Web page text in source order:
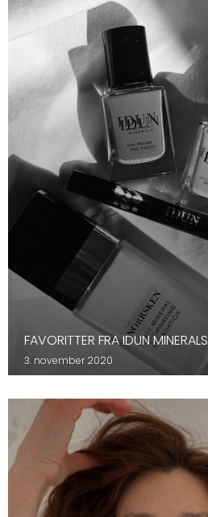
FAVORITTER FRA IDUN MINERALS
3. november 2020